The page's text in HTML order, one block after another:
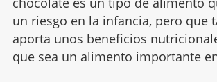
un riesgo en la infancia, pero que
aporta unos beneficios
que sea un alimento importante